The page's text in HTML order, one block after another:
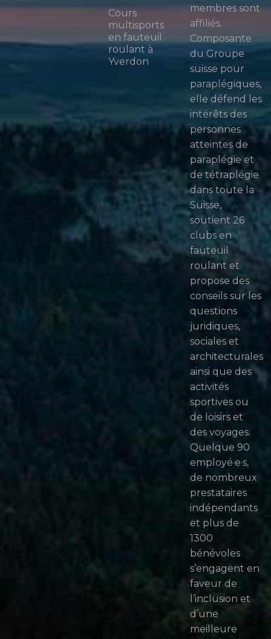
Cours
multisports
en fauteuil
roulant à
Yverdon
membres sont
affiliés.
Composante
du Groupe
suisse pour
paraplégiques,
elle défend les
intérêts des
personnes
atteintes de
paraplégie et
de tétraplégie
dans toute la
Suisse,
soutient 26
clubs en
fauteuil
roulant et
propose des
conseils sur les
questions
juridiques,
sociales et
architecturales
ainsi que des
activités
sportives ou
de loisirs et
des voyages.
Quelque 90
employé·e·s,
de nombreux
prestataires
indépendants
et plus de
1300
bénévoles
s’engagent en
faveur de
l’inclusion et
d’une
meilleure